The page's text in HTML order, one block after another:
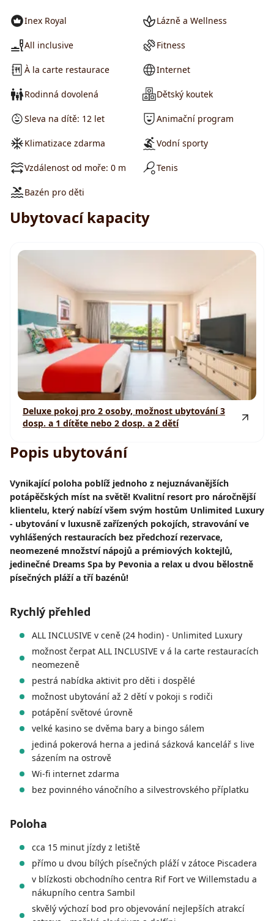
Inex Royal
All inclusive
À la carte restaurace
Rodinná dovolená
Sleva na dítě: 12 let
Klimatizace zdarma
Vzdálenost od moře: 0 m
Bazén pro děti
Lázně a Wellness
Fitness
Internet
Dětský koutek
Animační program
Vodní sporty
Tenis
Ubytovací kapacity
Deluxe pokoj pro 2 osoby, možnost ubytování 3
dosp. a 1 dítěte nebo 2 dosp. a 2 dětí
Popis ubytování
Vynikající poloha poblíž jednoho z nejuznávanějších
potápěčských míst na světě! Kvalitní resort pro náročnější
klientelu, který nabízí všem svým hostům Unlimited Luxury
- ubytování v luxusně zařízených pokojích, stravování ve
vyhlášených restauracích bez předchozí rezervace,
neomezené množství nápojů a prémiových koktejlů,
jedinečné Dreams Spa by Pevonia a relax u dvou bělostně
písečných pláží a tří bazénů!
Rychlý přehled
ALL INCLUSIVE v ceně (24 hodin) - Unlimited Luxury
možnost čerpat ALL INCLUSIVE v á la carte restauracích
neomezeně
pestrá nabídka aktivit pro děti i dospělé
možnost ubytování až 2 dětí v pokoji s rodiči
potápění světové úrovně
velké kasino se dvěma bary a bingo sálem
jediná pokerová herna a jediná sázková kancelář s live
sázením na ostrově
Wi-fi internet zdarma
bez povinného vánočního a silvestrovského příplatku
Poloha
cca 15 minut jízdy z letiště
přímo u dvou bílých písečných pláží v zátoce Piscadera
v blízkosti obchodního centra Rif Fort ve Willemstadu a
nákupního centra Sambil
skvělý výchozí bod pro objevování nejlepších atrakcí